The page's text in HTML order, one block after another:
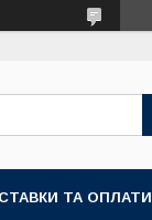
ТА ОПЛАТИ